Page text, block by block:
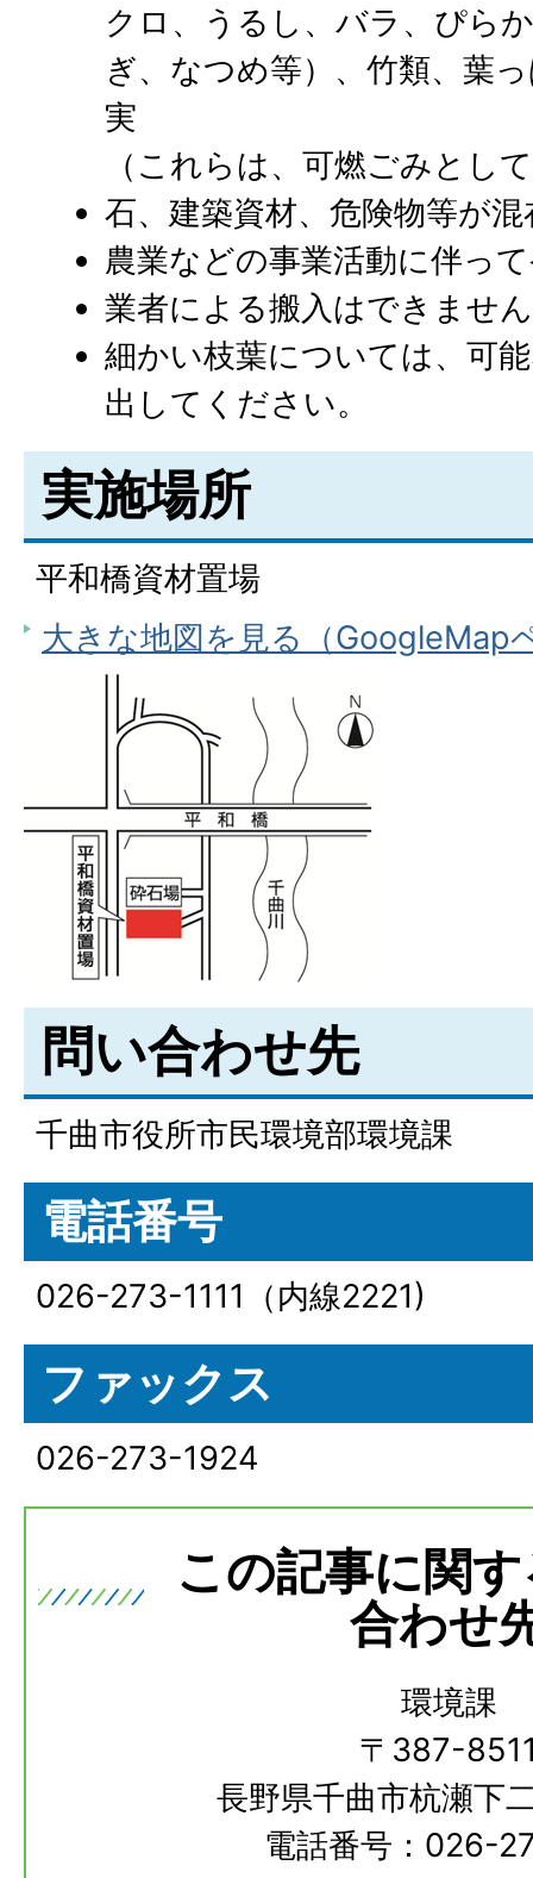
クロ、うるし、バラ、ぴら
ぎ、なつめ等）、竹類、葉
実
（これらは、可燃ごみとし
石、建築資材、危険物等が
農業などの事業活動に伴っ
業者による搬入はできませ
細かい枝葉については、可
出してください。
実施場所
平和橋資材置場
大きな地図を見る（GoogleMap
問い合わせ先
千曲市役所市民環境部環境課
電話番号
026-273-1111（内線2221)
ファックス
026-273-1924
この記事に関
合わせ
環境課
〒387-
長野県千曲市杭瀬下
電話番号：026-